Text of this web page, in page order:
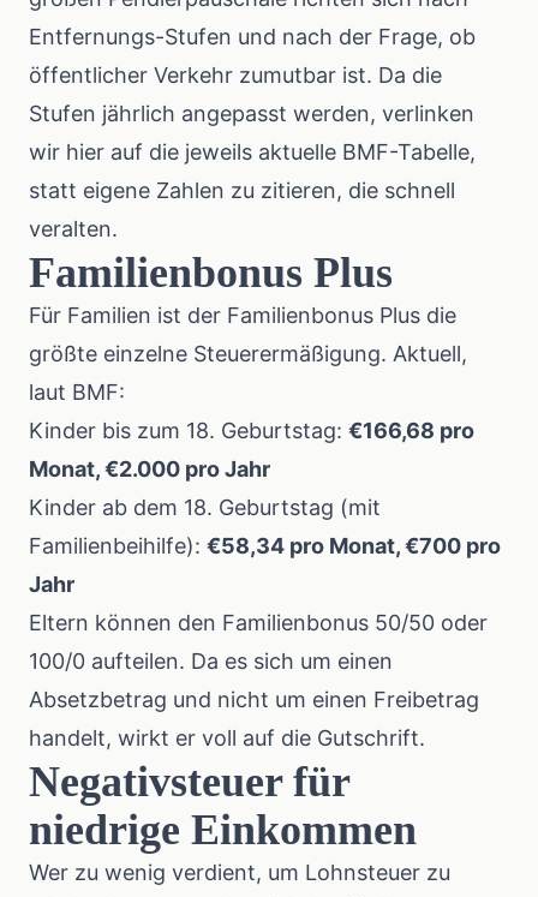
Entfernungs-Stufen und nach der Frage, ob
öffentlicher Verkehr zumutbar ist. Da die
Stufen jährlich angepasst werden, verlinken
wir hier auf die jeweils aktuelle BMF-Tabelle,
statt eigene Zahlen zu zitieren, die schnell
veralten.
Familienbonus Plus
Für Familien ist der Familienbonus Plus die
größte einzelne Steuerermäßigung. Aktuell,
laut BMF:
Kinder bis zum 18. Geburtstag: €166,68 pro
Monat, €2.000 pro Jahr
Kinder ab dem 18. Geburtstag (mit
Familienbeihilfe): €58,34 pro Monat, €700 pro
Jahr
Eltern können den Familienbonus 50/50 oder
100/0 aufteilen. Da es sich um einen
Absetzbetrag und nicht um einen Freibetrag
handelt, wirkt er voll auf die Gutschrift.
Negativsteuer für
niedrige Einkommen
Wer zu wenig verdient, um Lohnsteuer zu